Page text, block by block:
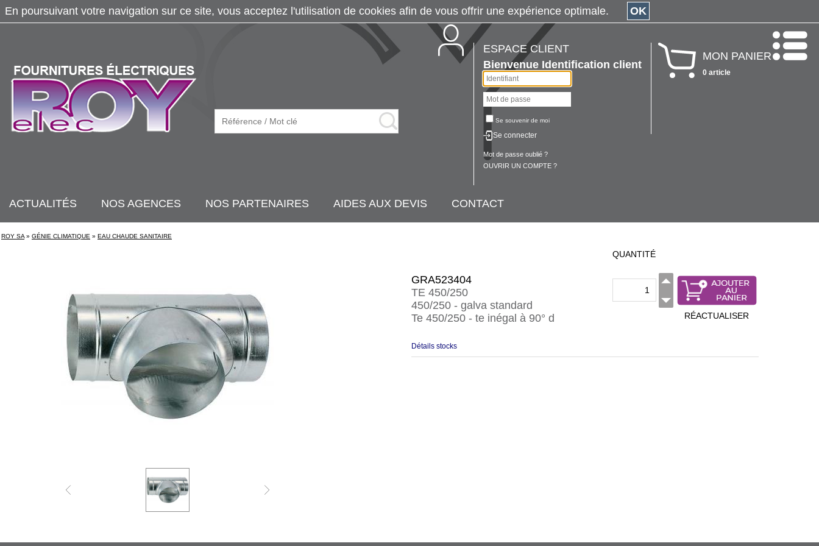
ESPACE CLIENT
Bienvenue Identification client
Se souvenir de moi
Se connecter
Mot de passe oublié ?
OUVRIR UN COMPTE ?
MON PANIER
0 article
ACTUALITÉS NOS AGENCES NOS PARTENAIRES AIDES AUX DEVIS CONTACT
ROY SA » GÉNIE CLIMATIQUE » EAU CHAUDE SANITAIRE
GRA523404
TE 450/250
450/250 - galva standard
Te 450/250 - te inégal à 90° d
QUANTITÉ
RÉACTUALISER
Détails stocks
En poursuivant votre navigation sur ce site, vous acceptez l'utilisation de cookies afin de vous offrir une expérience optimale. OK